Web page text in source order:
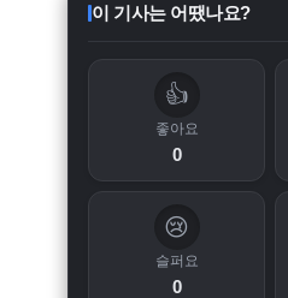
이 기사는 어땠나요?
👍
좋아요
0
😢
슬퍼요
0